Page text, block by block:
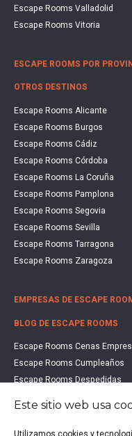
Escape Rooms Valladolid
Escape Rooms Vitoria
ESCAPE ROOMS POR
OTROS DESTINOS
Escape Rooms Alicante
Escape Rooms Burgos
Escape Rooms Cádiz
Escape Rooms Córdoba
Escape Rooms La Coruña
Escape Rooms Pamplona
Escape Rooms Segovia
Escape Rooms Sevilla
Escape Rooms Tarragona
Escape Rooms Zaragoza
EMPRESAS DE ESCAPE
BLOG DE ESCAPE ROOMS
Escape Rooms Cenas
Escape Rooms Cumpleaños
Escape Rooms Despedidas
Escape Rooms Familias
Escape Rooms Halloween
Este sitio web usa